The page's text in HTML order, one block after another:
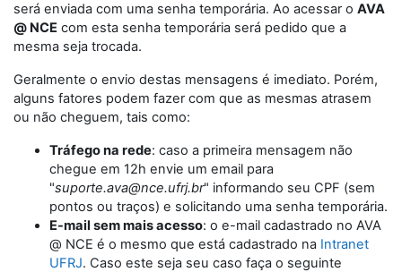
será enviada com uma senha temporária. Ao acessar o AVA
@ NCE com esta senha temporária será pedido que a
mesma seja trocada.
Geralmente o envio destas mensagens é imediato. Porém,
alguns fatores podem fazer com que as mesmas atrasem
ou não cheguem, tais como:
Tráfego na rede: caso a primeira mensagem não
chegue em 12h envie um email para
"suporte.ava@nce.ufrj.br" informando seu CPF (sem
pontos ou traços) e solicitando uma senha temporária.
E-mail sem mais acesso: o e-mail cadastrado no AVA
@ NCE é o mesmo que está cadastrado na Intranet
UFRJ. Caso este seja seu caso faça o seguinte